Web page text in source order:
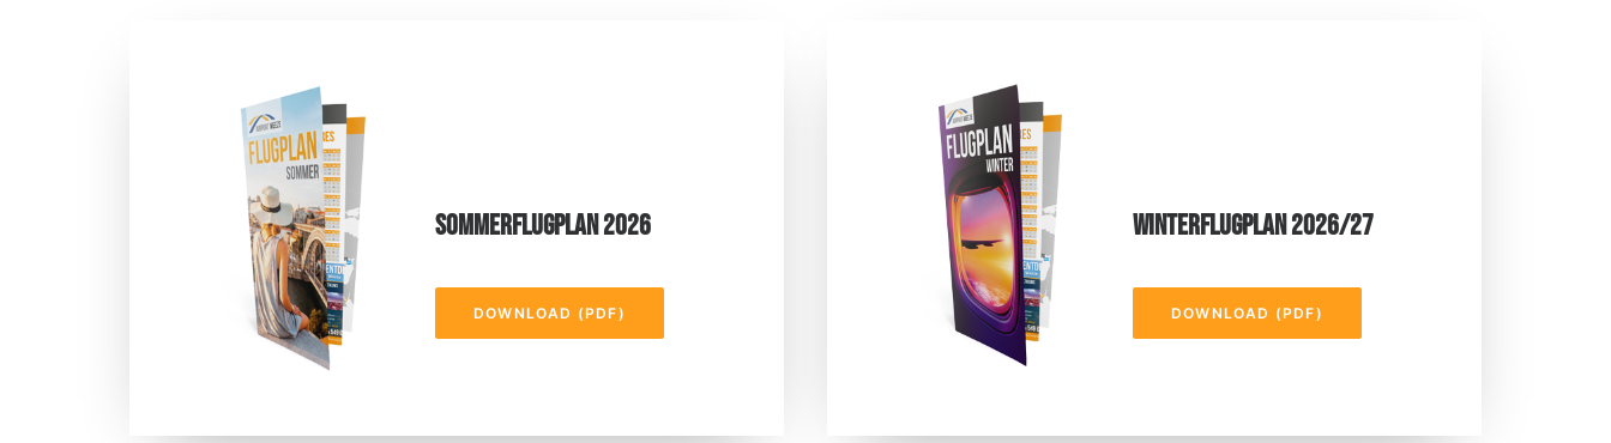
SOMMERFLUGPLAN 2026
DOWNLOAD (PDF)
WINTERFLUGPLAN 2026/27
DOWNLOAD (PDF)